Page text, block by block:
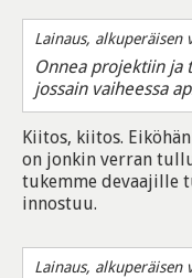
Lainaus,
Onnea projektiin ja
jossain vaiheessa
Kiitos, kiitos.
on jonkin verran
tukemme devaajille
innostuu.
Lainaus,